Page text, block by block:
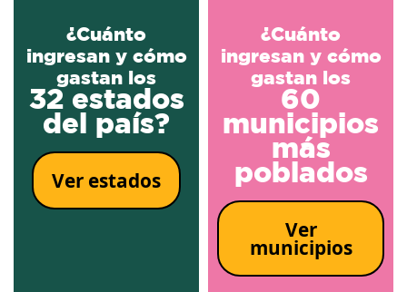
¿Cuánto
ingresan y cómo
gastan los
32 estados
del país?
Ver estados
¿Cuánto
ingresan y cómo
gastan los
60
municipios
más
poblados
Ver
municipios